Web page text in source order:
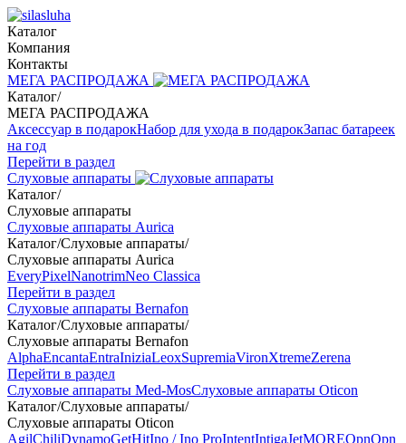
Каталог
Компания
Контакты
МЕГА РАСПРОДАЖА
Каталог/
МЕГА РАСПРОДАЖА
Аксессуар в подарокНабор для ухода в подарокЗапас батареек
на год
Перейти в раздел
Слуховые аппараты
Каталог/
Слуховые аппараты
Слуховые аппараты Aurica
Каталог/Слуховые аппараты/
Слуховые аппараты Aurica
EveryPixelNanotrimNeo Classica
Перейти в раздел
Слуховые аппараты Bernafon
Каталог/Слуховые аппараты/
Слуховые аппараты Bernafon
AlphaEncantaEntraIniziaLeoxSupremiaVironXtremeZerena
Перейти в раздел
Слуховые аппараты Med-MosСлуховые аппараты Oticon
Каталог/Слуховые аппараты/
Слуховые аппараты Oticon
AgilChiliDynamoGetHitIno / Ino ProIntentIntigaJetMOREOpnOpn